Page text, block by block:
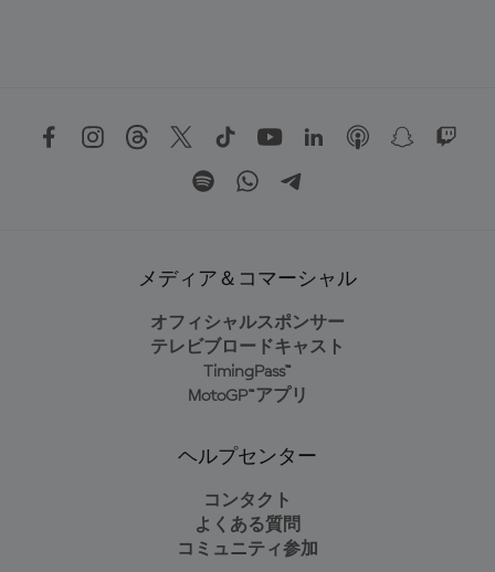
メディア＆コマーシャル
オフィシャルスポンサー
テレビブロードキャスト
TimingPass™
MotoGP™アプリ
ヘルプセンター
コンタクト
よくある質問
コミュニティ参加